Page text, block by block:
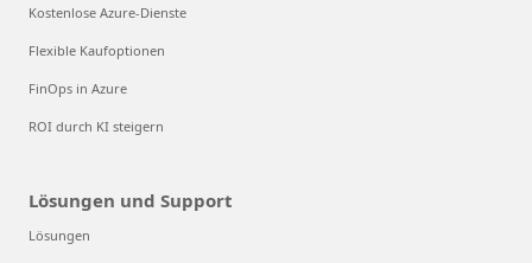
Kostenlose Azure-Dienste
Flexible Kaufoptionen
FinOps in Azure
ROI durch KI steigern
Lösungen und Support
Lösungen